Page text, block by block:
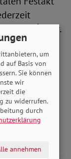
bitte
hier.
Borrs
um
auf Basis von
Sie können
wir
die
zu widerrufen.
durch
annehmen